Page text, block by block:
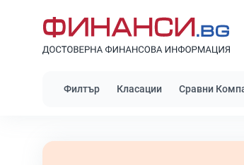
Филтър Класации Сравни